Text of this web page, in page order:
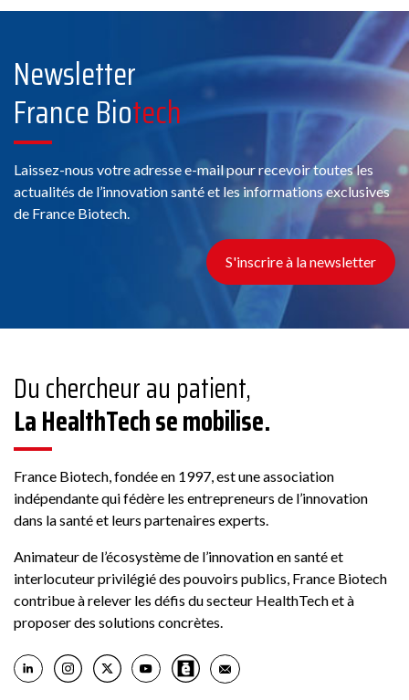
11 Chemin de Phialeix, 63970 Aydat
Voir la fiche
Conseil
Voir la fiche
Biotech
Newsletter
France Biotech
Laissez-nous votre adresse e-mail pour recevoir toutes les
actualités de l’innovation santé et les informations exclusives
de France Biotech.
S'inscrire à la newsletter
Du chercheur au patient,
La HealthTech se mobilise.
France Biotech, fondée en 1997, est une association
indépendante qui fédère les entrepreneurs de l’innovation
dans la santé et leurs partenaires experts.
Animateur de l’écosystème de l’innovation en santé et
interlocuteur privilégié des pouvoirs publics, France Biotech
contribue à relever les défis du secteur HealthTech et à
proposer des solutions concrètes.